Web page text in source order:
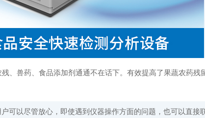
、兽药、食品添加剂通通不在话下。有效提高了果蔬农药残
可以尽管放心，即使遇到仪器操作方面的问题，也可以直接